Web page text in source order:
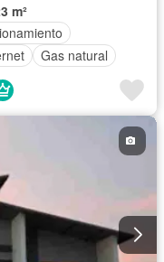
m²
Gas natural